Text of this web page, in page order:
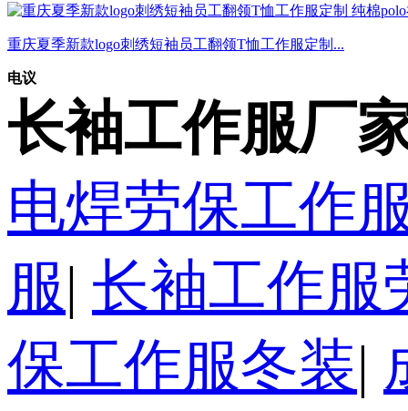
重庆夏季新款logo刺绣短袖员工翻领T恤工作服定制...
电议
长袖工作服厂
电焊劳保工作
服| 长袖工作服
保工作服冬装|